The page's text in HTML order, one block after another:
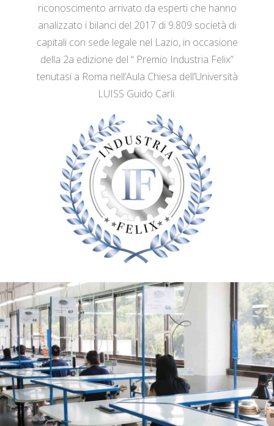
riconoscimento arrivato da esperti che hanno
analizzato i bilanci del 2017 di 9.809 società di
capitali con sede legale nel Lazio, in occasione
della 2a edizione del “ Premio Industria Felix”
tenutasi a Roma nell’Aula Chiesa dell’Università
LUISS Guido Carli.